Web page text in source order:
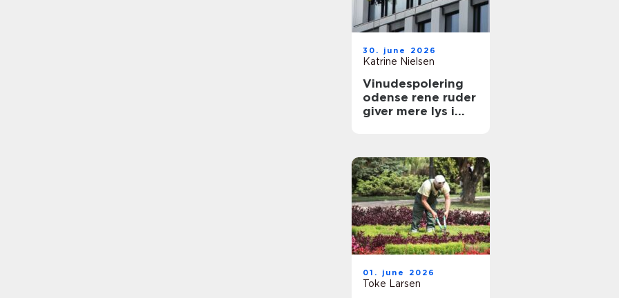
30. june 2026
Katrine Nielsen
Vinudespolering
odense rene ruder
giver mere lys i
01. june 2026
Toke Larsen